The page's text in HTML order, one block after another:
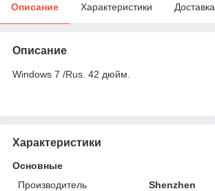
Описание Характеристики Доставка
Описание
Windows 7 /Rus. 42 дюйм.
Характеристики
Основные
Производитель
Shenzhen